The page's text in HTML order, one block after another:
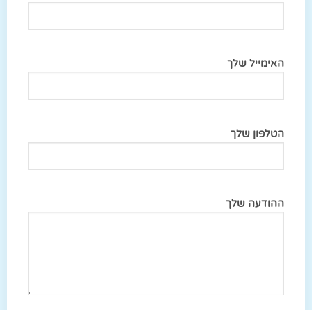
האימייל שלך
הטלפון שלך
ההודעה שלך